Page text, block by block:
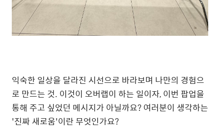
익숙한 일상을 달라진 시선으로 바라보며 나만의 경험으
로 만드는 것. 이것이 오버랩이 하는 일이자, 이번 팝업을
통해 주고 싶었던 메시지가 아닐까요? 여러분이 생각하는
'진짜 새로움'이란 무엇인가요?